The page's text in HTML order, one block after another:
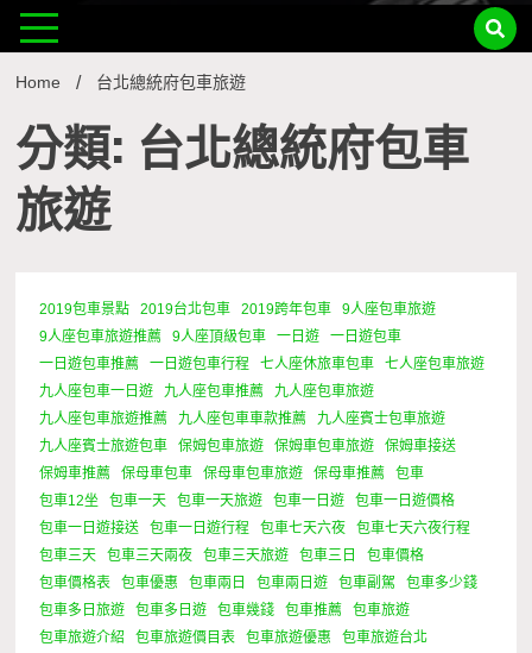
Home 台北總統府包車旅遊
分類: 台北總統府包車
旅遊
2019包車景點 2019台北包車 2019跨年包車
9人座包車旅遊
9人座包車旅遊推薦
9人座頂級包車 一日遊
一日遊包車
一日遊包車推薦
一日遊包車行程 七人座休旅車包車
七人座包車旅遊
九人座包車一日遊
九人座包車推薦
九人座包車旅遊
九人座包車旅遊推薦
九人座包車車款推薦
九人座賓士包車旅遊
九人座賓士旅遊包車
保姆包車旅遊 保姆車包車旅遊
保姆車接送
保姆車推薦
保母車包車 保母車包車旅遊 保母車推薦
包車
包車12坐
包車一天 包車一天旅遊 包車一日遊
包車一日遊價格
包車一日遊接送
包車一日遊行程 包車七天六夜
包車七天六夜行程
包車三天
包車三天兩夜 包車三天旅遊 包車三日
包車價格
包車價格表
包車優惠 包車兩日 包車兩日遊 包車副駕
包車多少錢
包車多日旅遊
包車多日遊 包車幾錢 包車推薦
包車旅遊
包車旅遊介紹
包車旅遊價目表 包車旅遊優惠
包車旅遊台北